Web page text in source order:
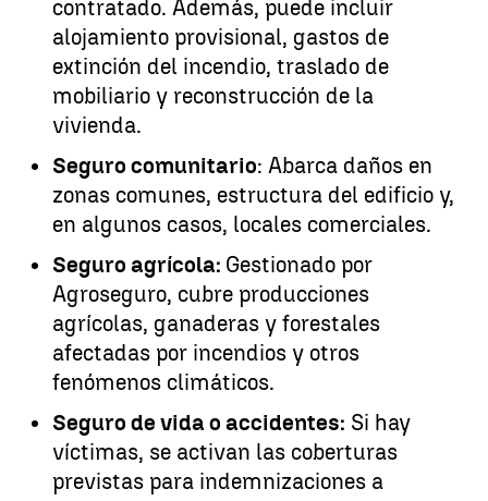
contratado. Además, puede incluir
alojamiento provisional, gastos de
extinción del incendio, traslado de
mobiliario y reconstrucción de la
vivienda.
Seguro comunitario: Abarca daños en
zonas comunes, estructura del edificio y,
en algunos casos, locales comerciales.
Seguro agrícola: Gestionado por
Agroseguro, cubre producciones
agrícolas, ganaderas y forestales
afectadas por incendios y otros
fenómenos climáticos.
Seguro de vida o accidentes: Si hay
víctimas, se activan las coberturas
previstas para indemnizaciones a